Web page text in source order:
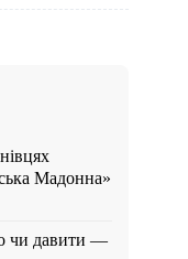
Мадонна»
чи давити —